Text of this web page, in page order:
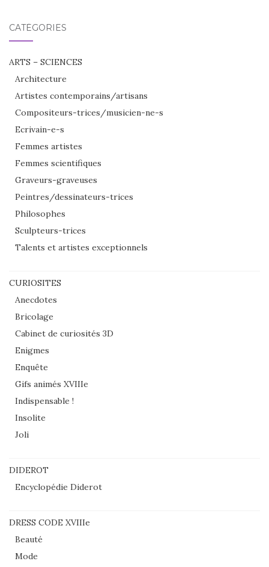
CATÉGORIES
ARTS – SCIENCES
Architecture
Artistes contemporains/artisans
Compositeurs-trices/musicien-ne-s
Ecrivain-e-s
Femmes artistes
Femmes scientifiques
Graveurs-graveuses
Peintres/dessinateurs-trices
Philosophes
Sculpteurs-trices
Talents et artistes exceptionnels
CURIOSITES
Anecdotes
Bricolage
Cabinet de curiosités 3D
Enigmes
Enquête
Gifs animés XVIIIe
Indispensable !
Insolite
Joli
DIDEROT
Encyclopédie Diderot
DRESS CODE XVIIIe
Beauté
Mode